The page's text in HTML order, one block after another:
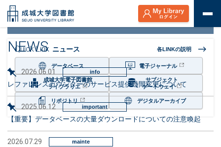
Quick Link 各LINKの説明
データベース 電子ジャーナル
成城大学電子図書館
ライブラリエ
サブジェクト
ゲートウェイ
リポジトリ デジタルアーカイブ
SCROLL
NEWS ニュース
2026.06.01 info
レファレンスカウンターのサービス提供時間変更について
2025.06.12 important
【重要】データベースの大量ダウンロードについての注意喚起
2026.07.29 mainte